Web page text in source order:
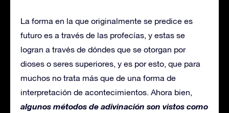
La forma en la que originalmente se predice es
futuro es a través de las profecías, y estas se
logran a través de dóndes que se otorgan por
dioses o seres superiores, y es por esto, que para
muchos no trata más que de una forma de
interpretación de acontecimientos. Ahora bien,
algunos métodos de adivinación son vistos como